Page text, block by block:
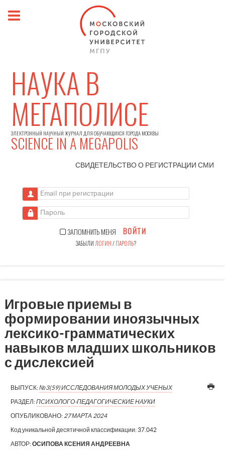
НАУКА В
МЕГАПОЛИСЕ
ЭЛЕКТРОННЫЙ НАУЧНЫЙ ЖУРНАЛ ДЛЯ ОБУЧАЮЩИХСЯ ГОРОДА МОСКВЫ
SCIENCE IN A MEGAPOLIS
СВИДЕТЕЛЬСТВО О РЕГИСТРАЦИИСМИ
Email при регистрации
Пароль
ЗАПОМНИТЬ МЕНЯ ВОЙТИ
ЗАБЫЛИ ЛОГИН/ПАРОЛЬ?
Игровые приемы в
формировании иноязычных
лексико-грамматических
навыков младших школьников
с дислексией
ВЫПУСК:№3(59) ИССЛЕДОВАНИЯ МОЛОДЫХ УЧЕНЫХ
РАЗДЕЛ:ПСИХОЛОГО-ПЕДАГОГИЧЕСКИЕ НАУКИ
ОПУБЛИКОВАНО: 27 МАРТА 2024
Код уникальной десятичной классификации: 37.042
АВТОР:ОСИПОВА КСЕНИЯ АНДРЕЕВНА